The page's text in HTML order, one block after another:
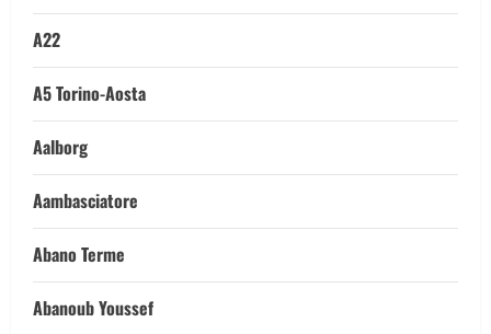
A22
A5 Torino-Aosta
Aalborg
Aambasciatore
Abano Terme
Abanoub Youssef